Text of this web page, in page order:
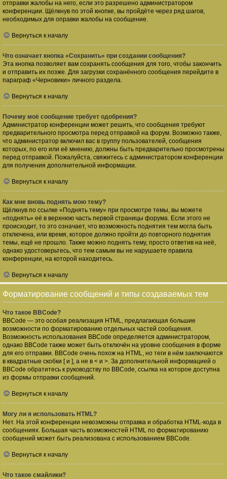
отправки жалобы на него, если это разрешено администратором
конференции. Щёлкнув по этой кнопке, вы пройдёте через ряд шагов,
необходимых для оправки жалобы на сообщение.
Вернуться к началу
Что означает кнопка «Сохранить» при создании сообщения?
Эта кнопка позволяет вам сохранять сообщения для того, чтобы закончить
и отправить их позже. Для загрузки сохранённого сообщения перейдите в
параграф «Черновики» личного раздела.
Вернуться к началу
Почему моё сообщение требует одобрения?
Администратор конференции может решить, что сообщения требуют
предварительного просмотра перед отправкой на форум. Возможно также,
что администратор включил вас в группу пользователей, сообщения
которых, по его или её мнению, должны быть предварительно просмотрены
перед отправкой. Пожалуйста, свяжитесь с администратором конференции
для получения дополнительной информации.
Вернуться к началу
Как мне вновь поднять мою тему?
Щёлкнув по ссылке «Поднять тему» при просмотре темы, вы можете
«поднять» её в верхнюю часть первой страницы форума. Если этого не
происходит, то это означает, что возможность поднятия тем могла быть
отключена, или время, которое должно пройти до повторного поднятия
темы, ещё не прошло. Также можно поднять тему, просто ответив на неё,
однако удостоверьтесь, что тем самым вы не нарушаете правила
конференции, на которой находитесь.
Вернуться к началу
Форматирование сообщений и типы создаваемых тем
Что такое BBCode?
BBCode — это особая реализация HTML, предлагающая большие
возможности по форматированию отдельных частей сообщения.
Возможность использования BBCode определяется администратором,
однако BBCode также может быть отключён на уровне сообщения в форме
для его отправки. BBCode очень похож на HTML, но теги в нём заключаются
в квадратные скобки [ и ], а не в < и >. За дополнительной информацией о
BBCode обратитесь к руководству по BBCode, ссылка на которое доступна
из формы отправки сообщений.
Вернуться к началу
Могу ли я использовать HTML?
Нет. На этой конференции невозможны отправка и обработка HTML-кода в
сообщениях. Большая часть возможностей HTML по форматированию
сообщений может быть реализована с использованием BBCode.
Вернуться к началу
Что такое смайлики?